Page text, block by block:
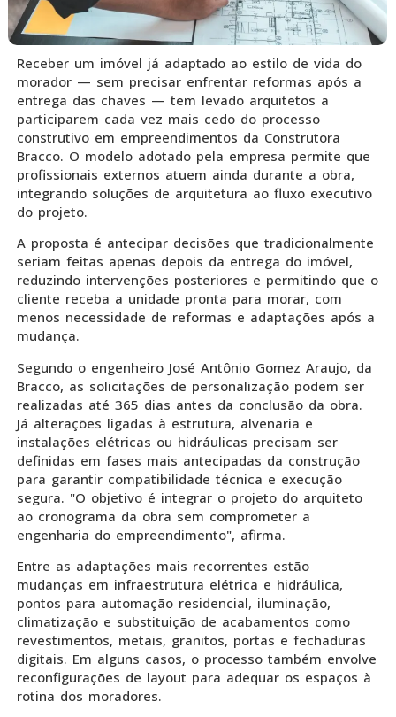
Receber um imóvel já adaptado ao estilo de vida do
morador — sem precisar enfrentar reformas após a
entrega das chaves — tem levado arquitetos a
participarem cada vez mais cedo do processo
construtivo em empreendimentos da Construtora
Bracco. O modelo adotado pela empresa permite que
profissionais externos atuem ainda durante a obra,
integrando soluções de arquitetura ao fluxo executivo
do projeto.
A proposta é antecipar decisões que tradicionalmente
seriam feitas apenas depois da entrega do imóvel,
reduzindo intervenções posteriores e permitindo que o
cliente receba a unidade pronta para morar, com
menos necessidade de reformas e adaptações após a
mudança.
Segundo o engenheiro José Antônio Gomez Araujo, da
Bracco, as solicitações de personalização podem ser
realizadas até 365 dias antes da conclusão da obra.
Já alterações ligadas à estrutura, alvenaria e
instalações elétricas ou hidráulicas precisam ser
definidas em fases mais antecipadas da construção
para garantir compatibilidade técnica e execução
segura. "O objetivo é integrar o projeto do arquiteto
ao cronograma da obra sem comprometer a
engenharia do empreendimento", afirma.
Entre as adaptações mais recorrentes estão
mudanças em infraestrutura elétrica e hidráulica,
pontos para automação residencial, iluminação,
climatização e substituição de acabamentos como
revestimentos, metais, granitos, portas e fechaduras
digitais. Em alguns casos, o processo também envolve
reconfigurações de layout para adequar os espaços à
rotina dos moradores.